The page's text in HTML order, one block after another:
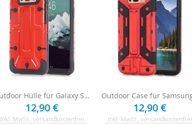
Outdoor Hülle für Galaxy S8 Plus - Rot / Transparent
12,90 €
Inkl. MwSt. , versandkostenfrei
12,90 €
Inkl. MwSt. , versandkostenfrei